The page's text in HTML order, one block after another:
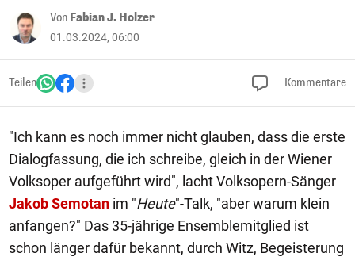
Von Fabian J. Holzer
01.03.2024, 06:00
Teilen Kommentare
"Ich kann es noch immer nicht glauben, dass die erste
Dialogfassung, die ich schreibe, gleich in der Wiener
Volksoper aufgeführt wird", lacht Volksopern-Sänger
Jakob Semotan im "Heute"-Talk, "aber warum klein
anfangen?" Das 35-jährige Ensemblemitglied ist
schon länger dafür bekannt, durch Witz, Begeisterung